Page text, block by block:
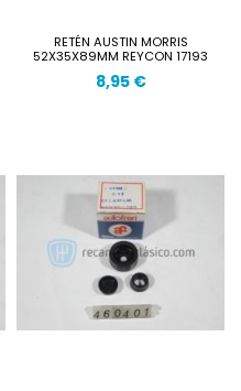
RETÉN AUSTIN MORRIS
52X35X89MM REYCON 17193
8,95 €